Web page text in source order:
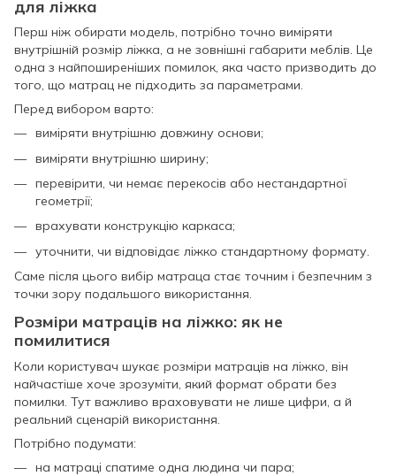
для ліжка
Перш ніж обирати модель, потрібно точно виміряти
внутрішній розмір ліжка, а не зовнішні габарити меблів. Це
одна з найпоширеніших помилок, яка часто призводить до
того, що матрац не підходить за параметрами.
Перед вибором варто:
виміряти внутрішню довжину основи;
виміряти внутрішню ширину;
перевірити, чи немає перекосів або нестандартної
геометрії;
врахувати конструкцію каркаса;
уточнити, чи відповідає ліжко стандартному формату.
Саме після цього вибір матраца стає точним і безпечним з
точки зору подальшого використання.
Розміри матраців на ліжко: як не
помилитися
Коли користувач шукає розміри матраців на ліжко, він
найчастіше хоче зрозуміти, який формат обрати без
помилки. Тут важливо враховувати не лише цифри, а й
реальний сценарій використання.
Потрібно подумати:
на матраці спатиме одна людина чи пара;